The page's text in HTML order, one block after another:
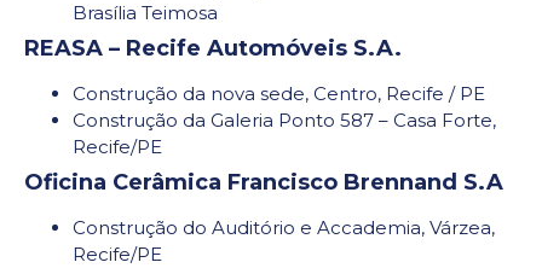
Brasília Teimosa
REASA – Recife Automóveis S.A.
Construção da nova sede, Centro, Recife / PE
Construção da Galeria Ponto 587 – Casa Forte,
Recife/PE
Oficina Cerâmica Francisco Brennand S.A
Construção do Auditório e Accademia, Várzea,
Recife/PE